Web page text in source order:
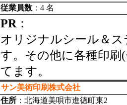
従業員数 ：4 名
PR ：
オリジナルシール＆
す。その他に各種印
てます。
サン美術印刷株式会社
住所 ：北海道美唄市進徳町東2